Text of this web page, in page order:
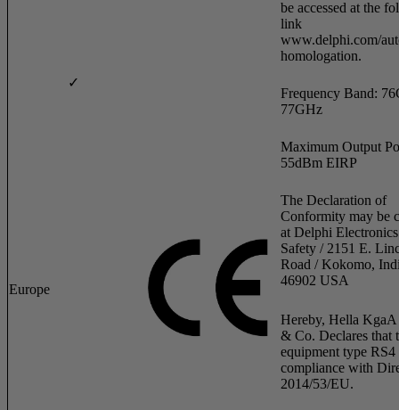
Europe
✓
be accessed at the
link
www.delphi.com/
homologation.
Frequency Band:
77GHz
Maximum Output
55dBm EIRP
The Declaration of
Conformity may be
at Delphi
Safety / 2151 E.
Road / Kokomo,
46902 USA
Hereby, Hella
& Co. Declares that
equipment type RS4
compliance with
2014/53/EU.